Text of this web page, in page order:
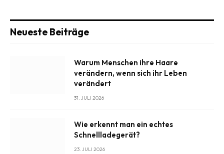
Neueste Beiträge
Warum Menschen ihre Haare
verändern, wenn sich ihr Leben
verändert
31. JULI 2026
Wie erkennt man ein echtes
Schnellladegerät?
23. JULI 2026